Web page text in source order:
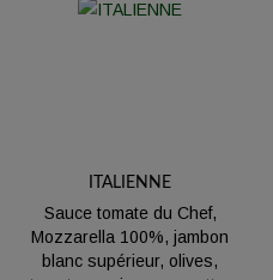
ITALIENNE
Sauce tomate du Chef,
Mozzarella 100%, jambon
blanc supérieur, olives,